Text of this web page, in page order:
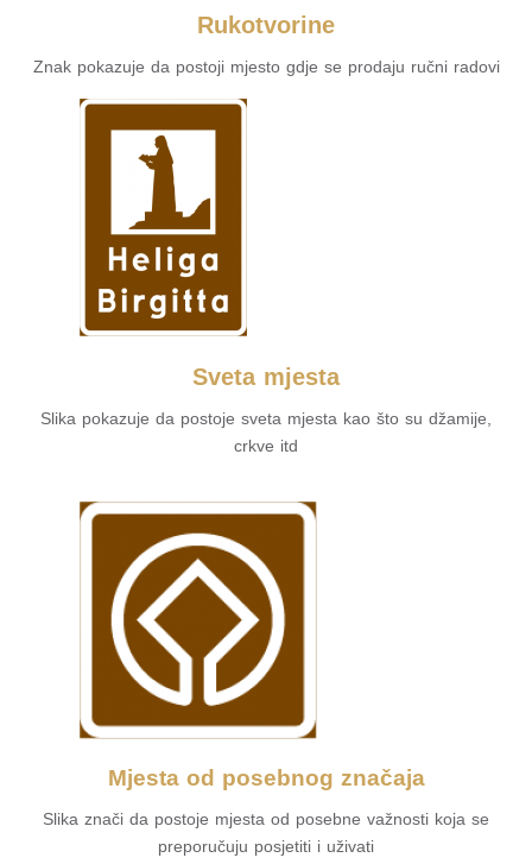
Rukotvorine
Znak pokazuje da postoji mjesto gdje se prodaju ručni radovi
Sveta mjesta
Slika pokazuje da postoje sveta mjesta kao što su džamije,
crkve itd
Mjesta od posebnog značaja
Slika znači da postoje mjesta od posebne važnosti koja se
preporučuju posjetiti i uživati